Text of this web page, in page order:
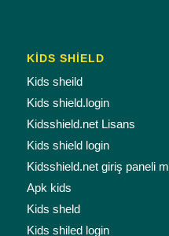
KİDS SHİELD
Kids sheild
Kids shield.login
Kidsshield.net Lisans
Kids shield login
Kidsshield.net giriş paneli
Apk kids
Kids sheld
Kids shiled login